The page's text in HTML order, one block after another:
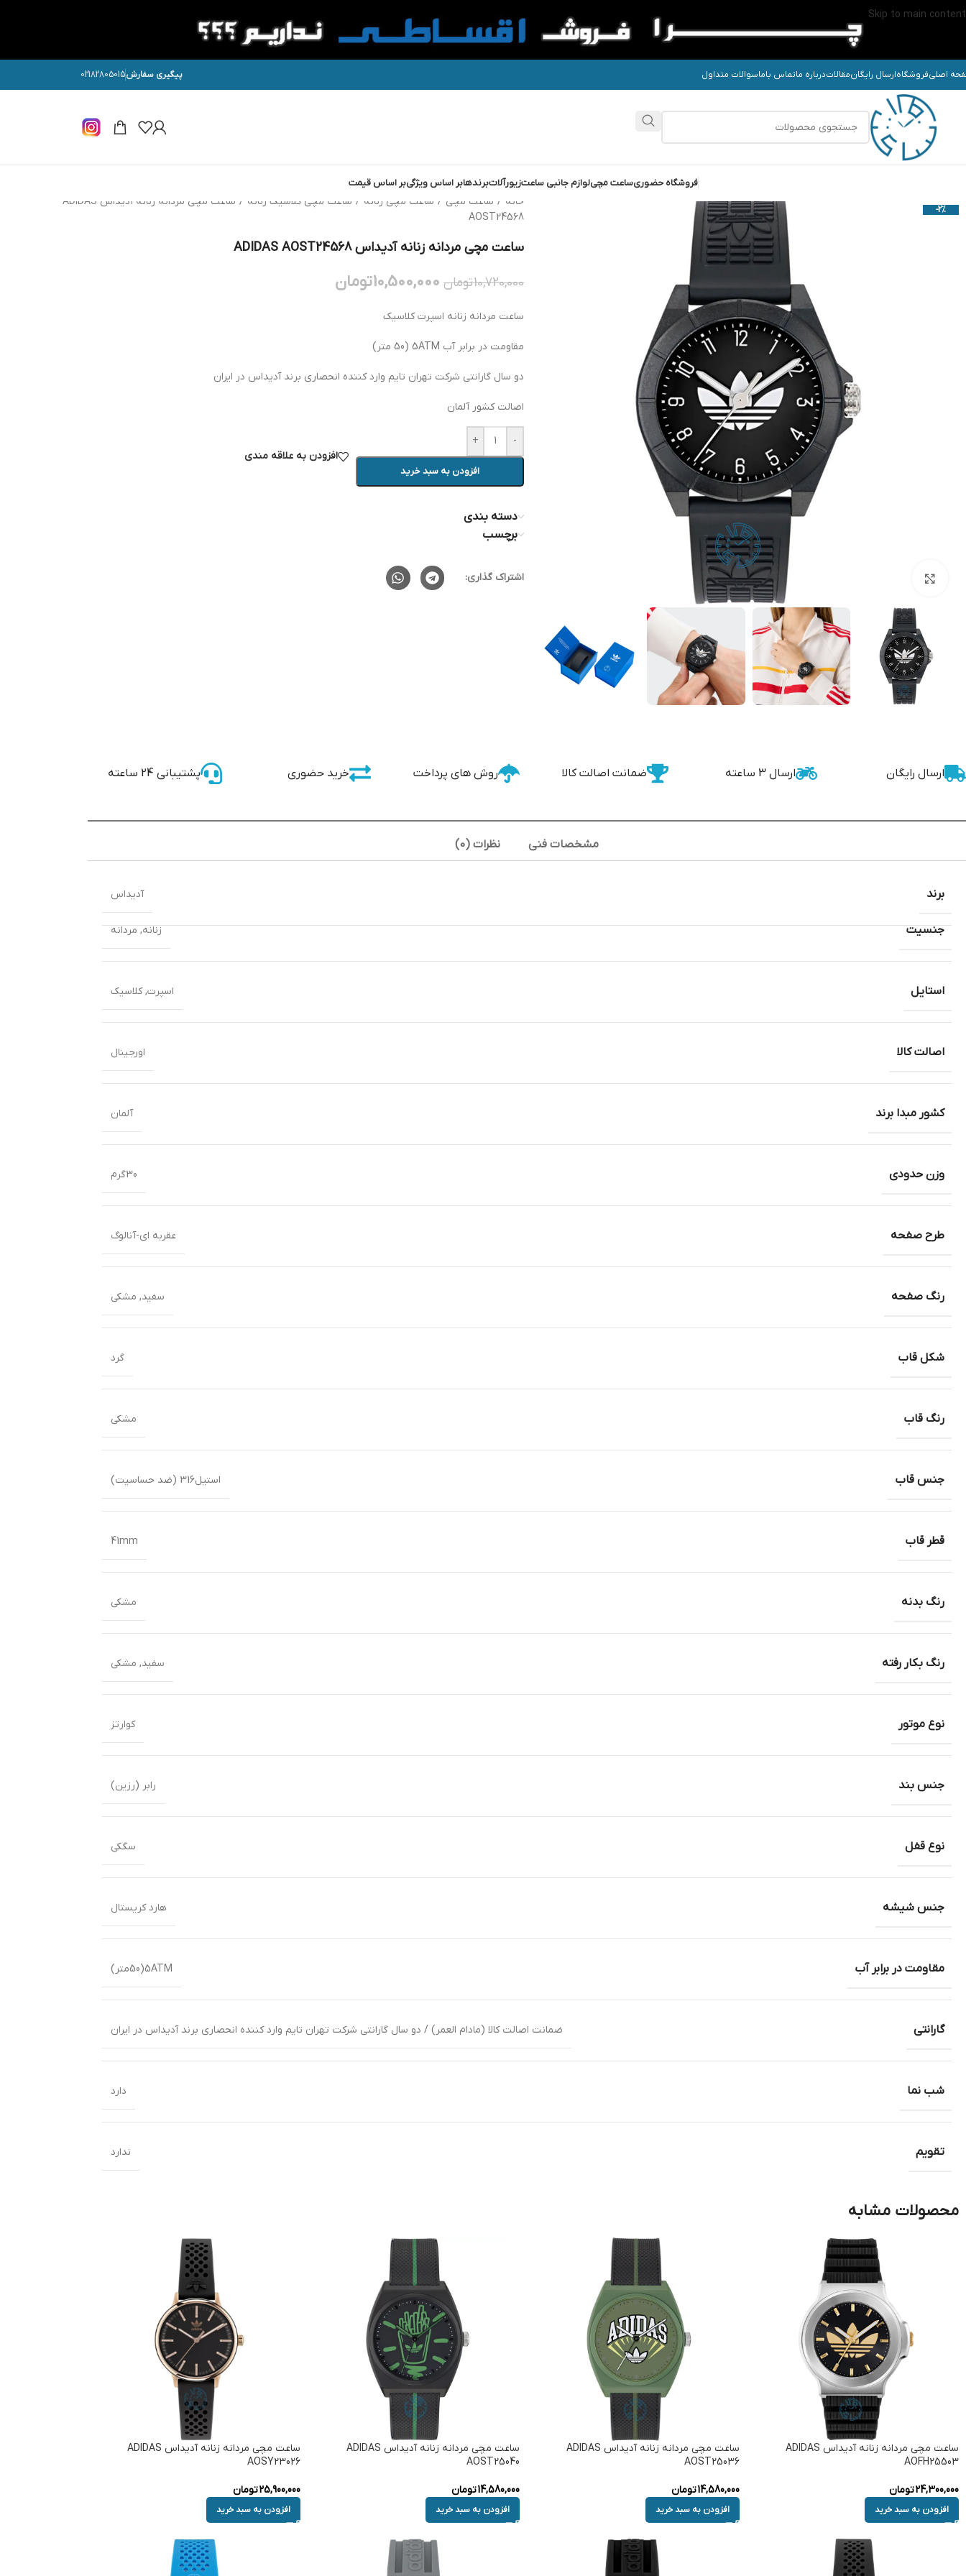
Skip to main content
اصلیفروشگاهارسال رایگانمقالاتدرباره ماتماس باماسوالات متداول پیگیری سفارش02182805015
فروشگاه حضوریساعت مچیلوازم جانبی ساعتزیورآلاتبرندهابر اساس ویژگیبر اساس قیمت
-2%
خانه / ساعت مچی / ساعت مچی زنانه / ساعت مچی کلاسیک زنانه /
ساعت مچی مردانه زنانه آدیداس ADIDAS
AOST24568
ساعت مچی مردانه زنانه آدیداس ADIDAS AOST24568
10,720,000تومان 10,500,000تومان
ساعت مردانه زنانه اسپرت کلاسیک
مقاومت در برابر آب 5ATM (50 متر)
دو سال گارانتی شرکت تهران تایم وارد کننده انحصاری برند آدیداس در ایران
اصالت کشور آلمان
-
+
افزودن به سبد خرید
افزودن به علاقه مندی
دسته بندی
برچسب
اشتراک گذاری:
ارسال رایگان ارسال 3 ساعته ضمانت اصالت کالا روش های پرداخت خرید حضوری پشتیبانی 24 ساعته
مشخصات فنی نظرات (0)
جنسیت زنانه,مردانه
استایل اسپرت,کلاسیک
اصالت کالا اورجینال
کشور مبدا برند آلمان
وزن حدودی 30گرم
طرح صفحه عقربه ای-آنالوگ
رنگ صفحه سفید, مشکی
شکل قاب گرد
رنگ قاب مشکی
جنس قاب استیل316 (ضد حساسیت)
قطر قاب 41mm
رنگ بدنه مشکی
رنگ بکار رفته سفید, مشکی
نوع موتور کوارتز
جنس بند رابر (رزین)
نوع قفل سگکی
جنس شیشه هارد کریستال
مقاومت در برابر آب 5ATM(50متر)
گارانتی ضمانت اصالت کالا (مادام العمر) / دو سال گارانتی شرکت تهران تایم وارد کننده انحصاری برند آدیداس در ایران
شب نما دارد
تقویم ندارد
برند آدیداس
محصولات مشابه
ساعت مچی مردانه زنانه آدیداس ADIDAS
AOFH25503
24,300,000تومان
افزودن به سبد خرید
ساعت مچی مردانه زنانه آدیداس ADIDAS
AOST25036
14,580,000تومان
افزودن به سبد خرید
ساعت مچی مردانه زنانه آدیداس ADIDAS
AOST25040
14,580,000تومان
افزودن به سبد خرید
ساعت مچی مردانه زنانه آدیداس ADIDAS
AOSY23026
25,900,000تومان
افزودن به سبد خرید